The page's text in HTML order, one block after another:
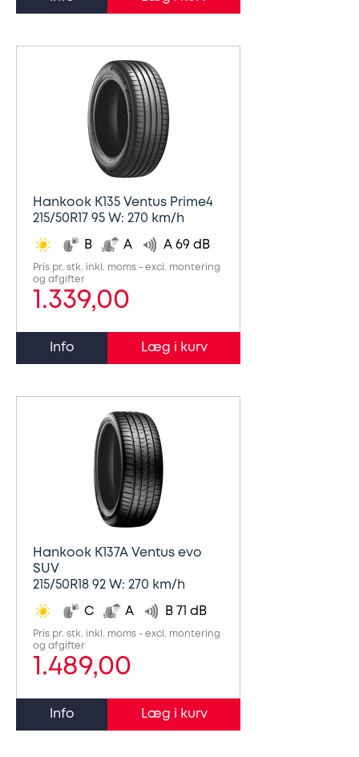
Hankook K135 Ventus Prime4
215/50R17 95 W: 270 km/h
B A A 69 dB
Pris pr. stk. inkl. moms - excl. montering
og afgifter
1.339,00
Info
Hankook K137A Ventus evo
SUV
215/50R18 92 W: 270 km/h
C A B 71 dB
Pris pr. stk. inkl. moms - excl. montering
og afgifter
1.489,00
Info